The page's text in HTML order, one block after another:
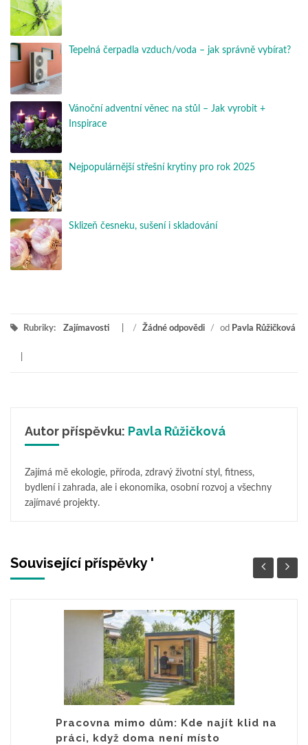
Tepelná čerpadla vzduch/voda – jak správně vybírat?
Vánoční adventní věnec na stůl – Jak vyrobit +
Inspirace
Nejpopulárnější střešní krytiny pro rok 2025
Sklizeň česneku, sušení i skladování
Rubriky: Zajímavosti / Žádné odpovědi / od Pavla Růžičková
Autor příspěvku: Pavla Růžičková
Zajímá mě ekologie, příroda, zdravý životní styl, fitness,
bydlení i zahrada, ale i ekonomika, osobní rozvoj a všechny
zajímavé projekty.
Související příspěvky '
Pracovna mimo dům: Kde najít klid na
práci, když doma není místo